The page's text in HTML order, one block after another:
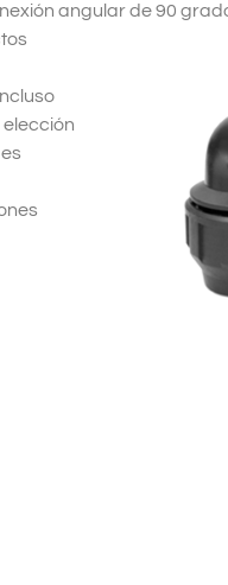
angular de 90
elección